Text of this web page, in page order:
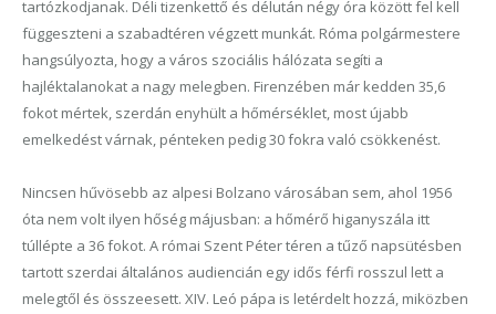
tartózkodjanak. Déli tizenkettő és délután négy óra között fel kell
függeszteni a szabadtéren végzett munkát. Róma polgármestere
hangsúlyozta, hogy a város szociális hálózata segíti a
hajléktalanokat a nagy melegben. Firenzében már kedden 35,6
fokot mértek, szerdán enyhült a hőmérséklet, most újabb
emelkedést várnak, pénteken pedig 30 fokra való csökkenést.
Nincsen hűvösebb az alpesi Bolzano városában sem, ahol 1956
óta nem volt ilyen hőség májusban: a hőmérő higanyszála itt
túllépte a 36 fokot. A római Szent Péter téren a tűző napsütésben
tartott szerdai általános audiencián egy idős férfi rosszul lett a
melegtől és összeesett. XIV. Leó pápa is letérdelt hozzá, miközben